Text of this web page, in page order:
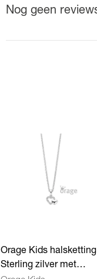
(Edel)steen
Nog geen
Orage Kids halsketting
Sterling zilver met